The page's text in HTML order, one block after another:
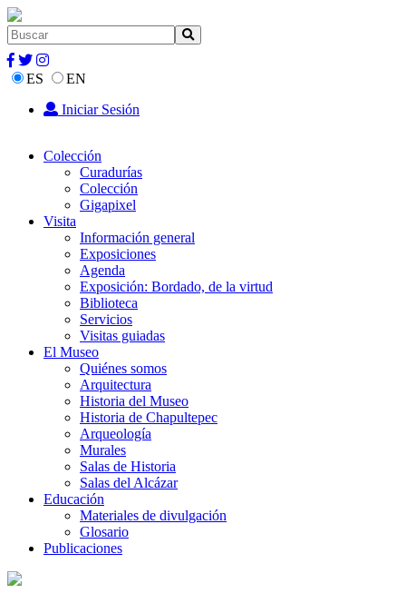
ES
EN
Iniciar Sesión
Colección
Curadurías
Colección
Gigapixel
Visita
Información general
Exposiciones
Agenda
Exposición: Bordado, de la virtud
Biblioteca
Servicios
Visitas guiadas
El Museo
Quiénes somos
Arquitectura
Historia del Museo
Historia de Chapultepec
Arqueología
Murales
Salas de Historia
Salas del Alcázar
Educación
Materiales de divulgación
Glosario
Publicaciones